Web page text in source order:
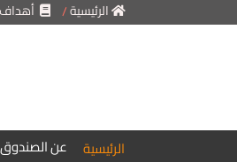
الرئيسية
الرئيسية عن الصندوق